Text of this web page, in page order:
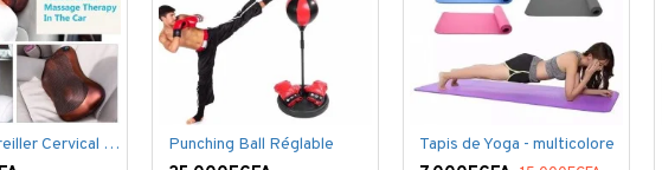
Massage oreiller Cervical épaule dos Punching Ball Réglable Tapis de Yoga - multicolore